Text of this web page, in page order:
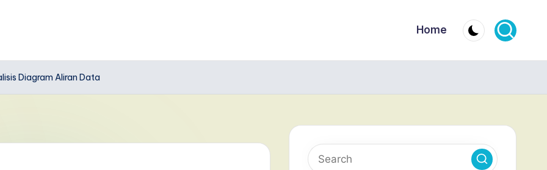
Home
Diagram Aliran Data